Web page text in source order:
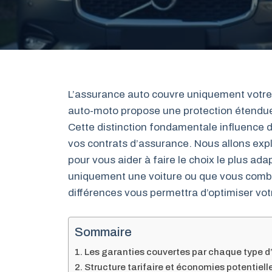
L’assurance auto couvre uniquement
auto-moto propose une protection
Cette distinction fondamentale influence
vos contrats d’assurance. Nous allons
pour vous aider à faire le choix le plus
uniquement une voiture ou que vous
différences vous permettra d’optimiser
Sommaire
Les garanties couvertes par chaque type
Structure tarifaire et économies